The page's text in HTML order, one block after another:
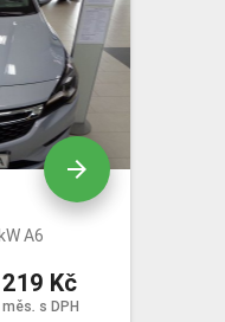
A6
Kč
s DPH
arrow_forward